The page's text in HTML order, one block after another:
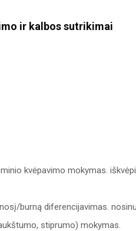
ir kalbos sutrikimai
kvėpavimo mokymas.
burną diferencijavimas.
stiprumo) mokymas.